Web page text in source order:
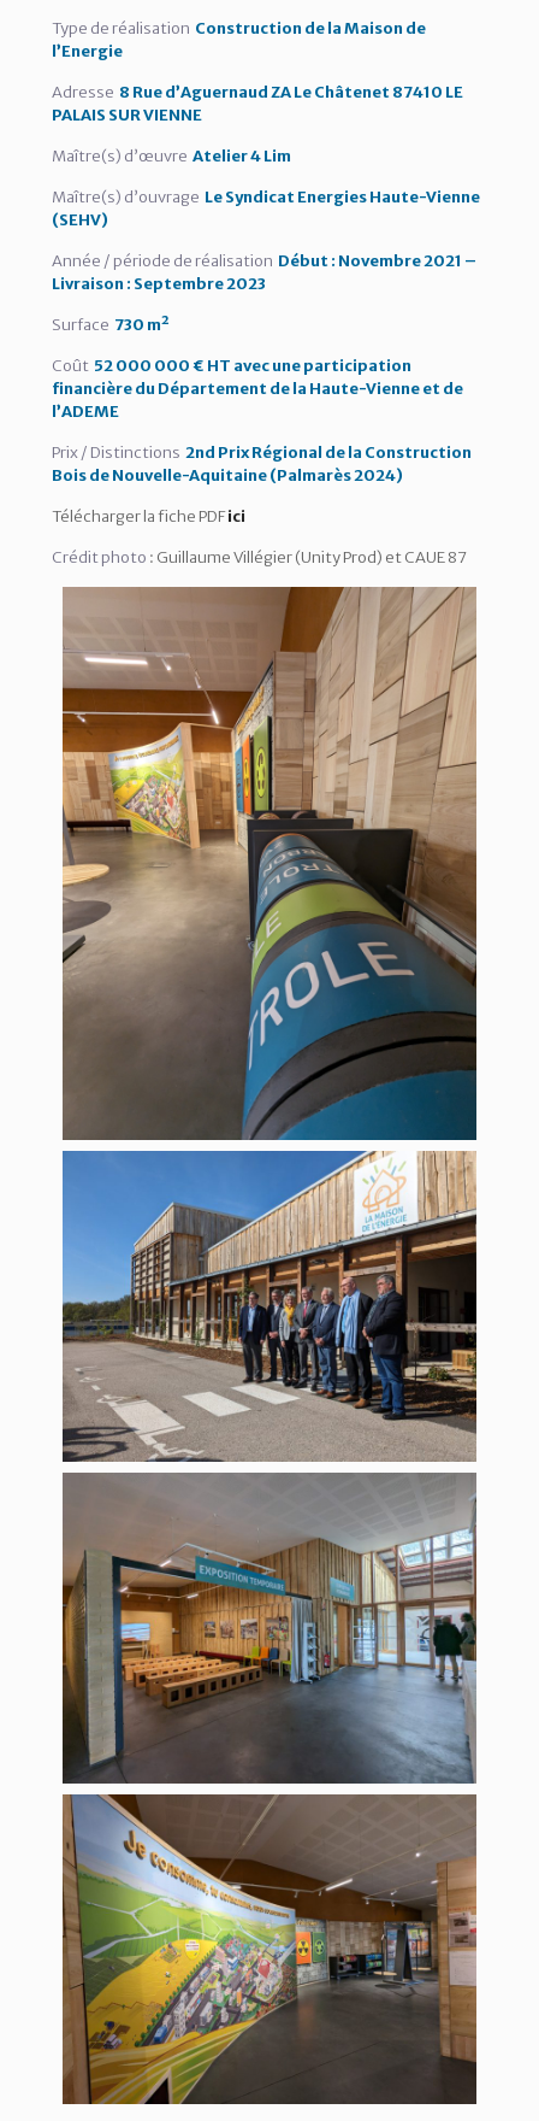
Type de réalisation Construction de la Maison de
l’Energie
Adresse 8 Rue d’Aguernaud ZA Le Châtenet 87410 LE
PALAIS SUR VIENNE
Maître(s) d’œuvre Atelier 4 Lim
Maître(s) d’ouvrage Le Syndicat Energies Haute-Vienne
(SEHV)
Année / période de réalisation Début : Novembre 2021 –
Livraison : Septembre 2023
Surface 730 m²
Coût 52 000 000 € HT avec une participation
financière du Département de la Haute-Vienne et de
l’ADEME
Prix / Distinctions 2nd Prix Régional de la Construction
Bois de Nouvelle-Aquitaine (Palmarès 2024)
Télécharger la fiche PDFici
Crédit photo : Guillaume Villégier (Unity Prod) et CAUE 87